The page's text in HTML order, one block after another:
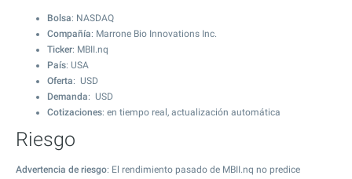
Bolsa: NASDAQ
Compañía: Marrone Bio Innovations Inc.
Ticker: MBII.nq
País: USA
Oferta: USD
Demanda: USD
Cotizaciones: en tiempo real, actualización automática
Riesgo
Advertencia de riesgo: El rendimiento pasado de MBII.nq no predice